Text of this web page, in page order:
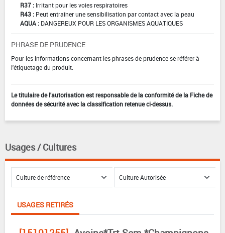
R37 : Irritant pour les voies respiratoires
R43 : Peut entraîner une sensibilisation par contact avec la peau
AQUA : DANGEREUX POUR LES ORGANISMES AQUATIQUES
PHRASE DE PRUDENCE
Pour les informations concernant les phrases de prudence se référer à
l'étiquetage du produit.
Le titulaire de l'autorisation est responsable de la conformité de la Fiche de
données de sécurité avec la classification retenue ci-dessus.
Usages / Cultures
USAGES RETIRÉS